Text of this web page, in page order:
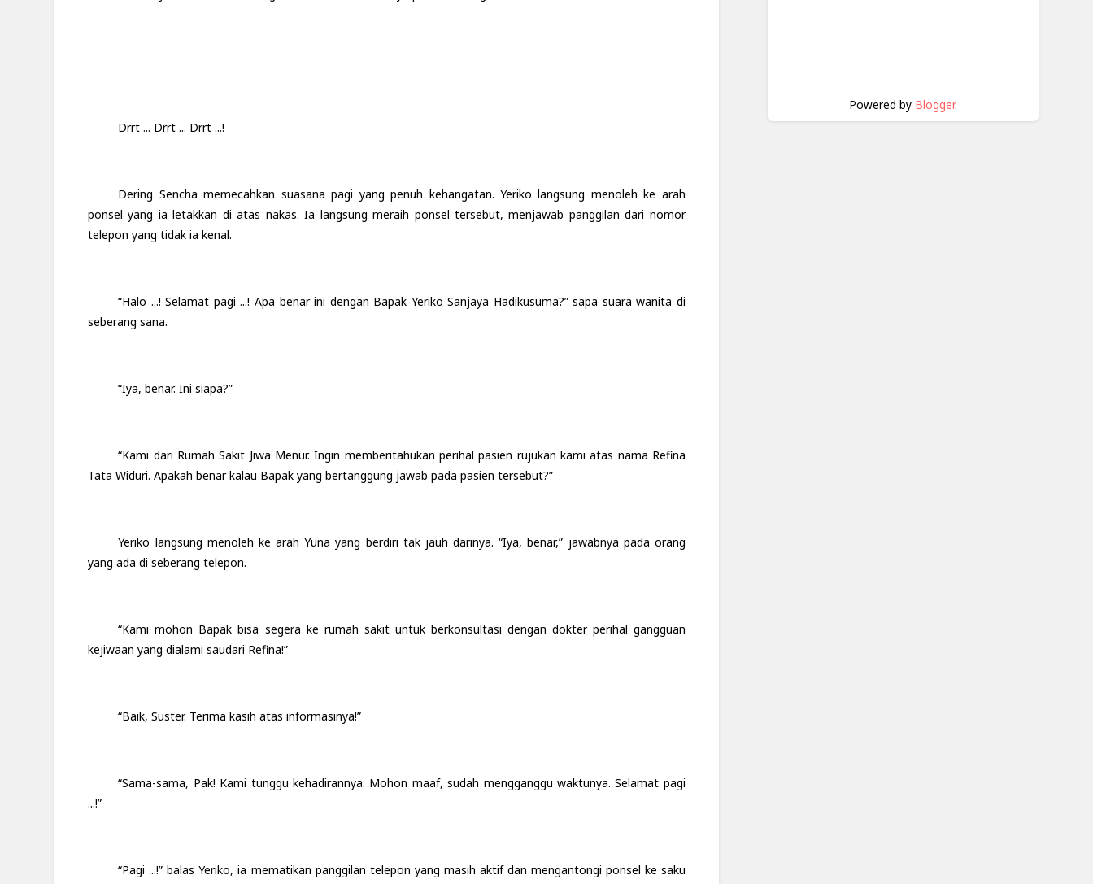
Drrt ... Drrt ... Drrt ...!
Dering Sencha memecahkan suasana pagi yang penuh kehangatan. Yeriko langsung menoleh ke arah
ponsel yang ia letakkan di atas nakas. Ia langsung meraih ponsel tersebut, menjawab panggilan dari nomor
telepon yang tidak ia kenal.
“Halo ...! Selamat pagi ...! Apa benar ini dengan Bapak Yeriko Sanjaya Hadikusuma?” sapa suara wanita di
seberang sana.
“Iya, benar. Ini siapa?”
“Kami dari Rumah Sakit Jiwa Menur. Ingin memberitahukan perihal pasien rujukan kami atas nama Refina
Tata Widuri. Apakah benar kalau Bapak yang bertanggung jawab pada pasien tersebut?”
Yeriko langsung menoleh ke arah Yuna yang berdiri tak jauh darinya. “Iya, benar,” jawabnya pada orang
yang ada di seberang telepon.
“Kami mohon Bapak bisa segera ke rumah sakit untuk berkonsultasi dengan dokter perihal gangguan
kejiwaan yang dialami saudari Refina!”
“Baik, Suster. Terima kasih atas informasinya!”
“Sama-sama, Pak! Kami tunggu kehadirannya. Mohon maaf, sudah mengganggu waktunya. Selamat pagi
...!”
“Pagi ...!” balas Yeriko, ia mematikan panggilan telepon yang masih aktif dan mengantongi ponsel ke saku
Powered by Blogger.